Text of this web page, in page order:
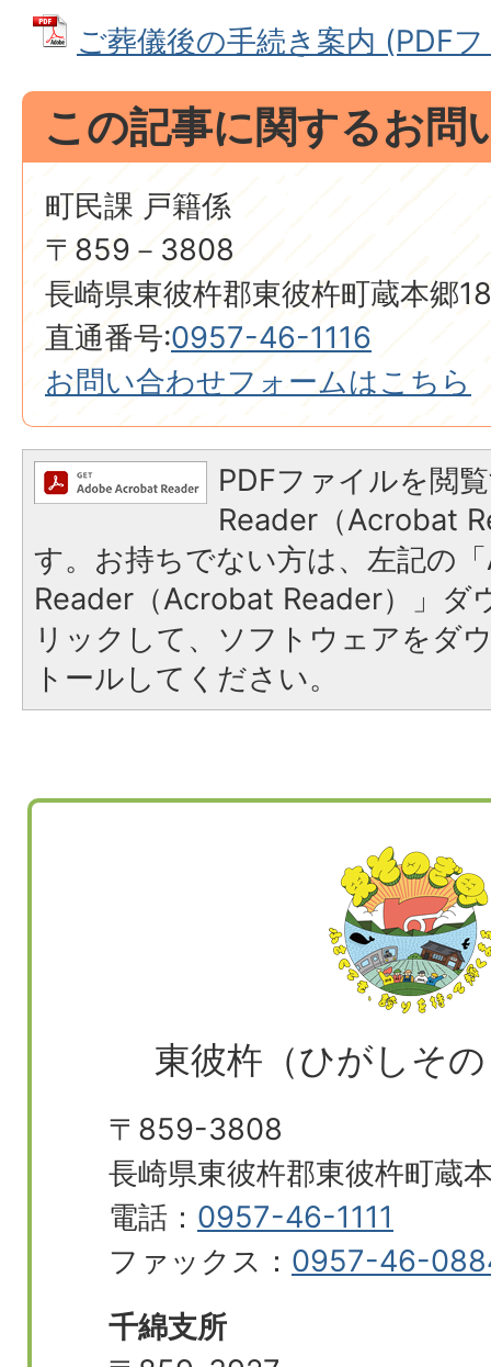
ご葬儀後の手続き案内 (PDF
この記事に関するお問
町民課 戸籍係
〒859－3808
長崎県東彼杵郡東彼杵町蔵本郷
直通番号:0957-46-1116
お問い合わせフォームはこちら
PDFファイルを閲
Reader（Acrobat
す。お持ちでない方は、左記の
Reader（Acrobat Reader）」ダ
リックして、ソフトウェアをダ
トールしてください。
東彼杵（ひがしそ
〒859-3808
長崎県東彼杵郡東彼杵町蔵
電話： 0957-46-1111
ファックス： 0957-46-
千綿支所